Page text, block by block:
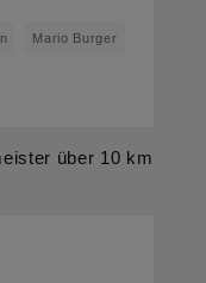
Mario Burger
über 10 km